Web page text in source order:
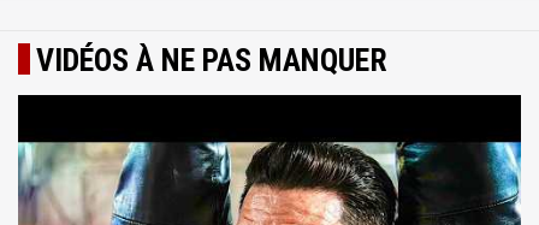
VIDÉOS À NE PAS MANQUER